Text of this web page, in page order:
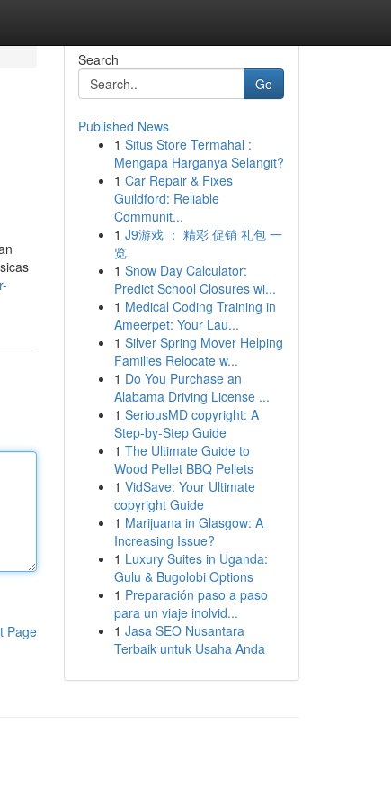
Page
Search
Go
Published News
1 Situs Store Termahal :
Mengapa Harganya Selangit?
1 Car Repair & Fixes
Guildford: Reliable
Communit...
1 J9游戏 ： 精彩 促销 礼包 一
览
1 Snow Day Calculator:
Predict School Closures wi...
1 Medical Coding Training in
Ameerpet: Your Lau...
1 Silver Spring Mover Helping
Families Relocate w...
1 Do You Purchase an
Alabama Driving License ...
1 SeriousMD copyright: A
Step-by-Step Guide
1 The Ultimate Guide to
Wood Pellet BBQ Pellets
1 VidSave: Your Ultimate
copyright Guide
1 Marijuana in Glasgow: A
Increasing Issue?
1 Luxury Suites in Uganda:
Gulu & Bugolobi Options
1 Preparación paso a paso
para un viaje inolvid...
1 Jasa SEO Nusantara
Terbaik untuk Usaha Anda